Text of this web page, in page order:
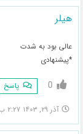
هیلر
عالی بود به شدت
*پیشنهادی
0 پاسخ
آذر ۲۹, ۱۴۰۳ ۲:۲۷ ب.ظ